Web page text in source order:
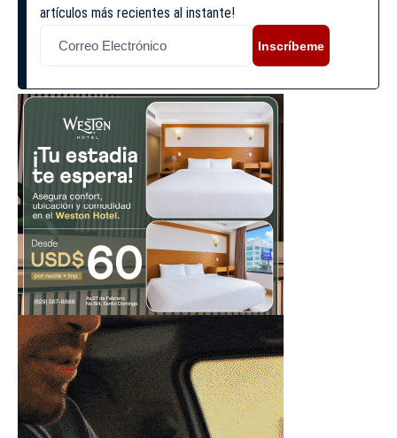
artículos más recientes al instante!
Inscríbeme